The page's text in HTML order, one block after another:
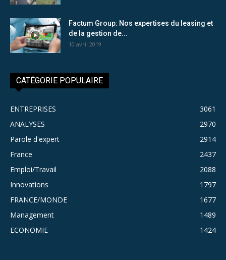
Factum Group: Nos expertises du leasing et
de la gestion de...
10 avril 2019
CATÉGORIE POPULAIRE
ENTREPRISES
3061
ANALYSES
2970
Parole d'expert
2914
France
2437
Emploi/Travail
2088
Innovations
1797
FRANCE/MONDE
1677
Management
1489
ECONOMIE
1424